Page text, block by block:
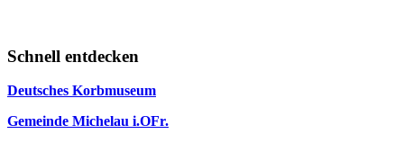
Schnell entdecken
Deutsches Korbmuseum
Gemeinde Michelau i.OFr.